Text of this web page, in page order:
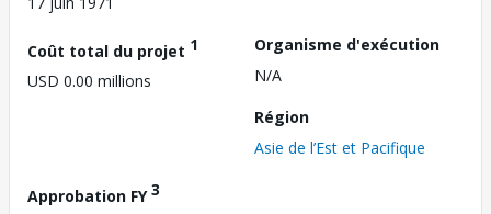
Coût total du projet 1
USD 0.00 millions
Organisme d'exécution
N/A
Région
Asie de l’Est et Pacifique
Approbation FY3